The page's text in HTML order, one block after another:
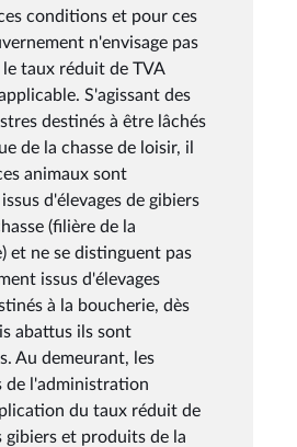
conditions et pour ces
n'envisage pas
taux réduit de TVA
S'agissant des
destinés à être lâchés
de la chasse de loisir, il
animaux sont
d'élevages de gibiers
(filière de la
et ne se distinguent pas
issus d'élevages
à la boucherie, dès
abattus ils sont
Au demeurant, les
de l'administration
du taux réduit de
gibiers et produits de la